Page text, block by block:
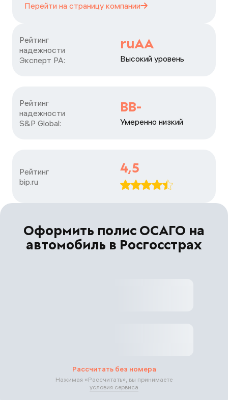
Перейти на страницу компании
Рейтинг
надежности
Эксперт РА:
ruAA
Высокий уровень
Рейтинг
надежности
S&P Global:
BB-
Умеренно низкий
Рейтинг
bip.ru
4,5
Оформить полис ОСАГО на
автомобиль в Росгосстрах
Рассчитать без номера
Нажимая «Рассчитать», вы принимаете
условия сервиса